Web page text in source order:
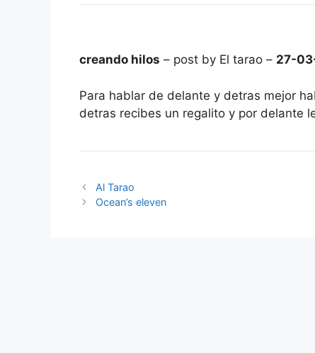
creando hilos – post by El tarao – 27-
Para hablar de delante y detras mejor
detras recibes un regalito y por delante
Al Tarao
Ocean’s eleven